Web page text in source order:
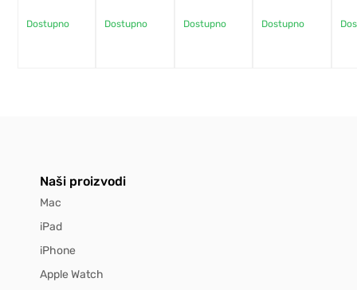
Dostupno Dostupno Dostupno Dostupno
Naši proizvodi
Mac
iPad
iPhone
Apple Watch